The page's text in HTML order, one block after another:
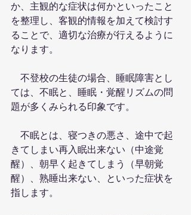
か、主観的な症状は何かといったこと
を整理し、客観的情報を加えて検討す
ることで、適切な治療が行えるように
なります。
不登校の生徒の場合、睡眠障害とし
ては、不眠と、睡眠・覚醒リズムの問
題が多くみられる印象です。
不眠とは、寝つきの悪さ、途中で起
きてしまい再入眠出来ない（中途覚
醒）、朝早く起きてしまう（早朝覚
醒）、熟睡出来ない、といった症状を
指します。